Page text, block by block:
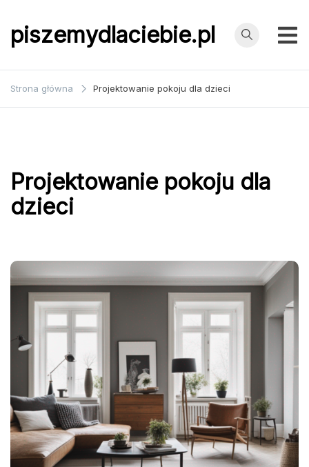
do
treścipiszemydlaciebie.pl
Strona główna Projektowanie pokoju dla dzieci
Projektowanie pokoju dla
dzieci